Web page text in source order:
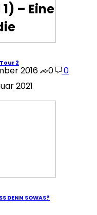
2
2021
DENN SOWAS?
– Eine
2016 0 0